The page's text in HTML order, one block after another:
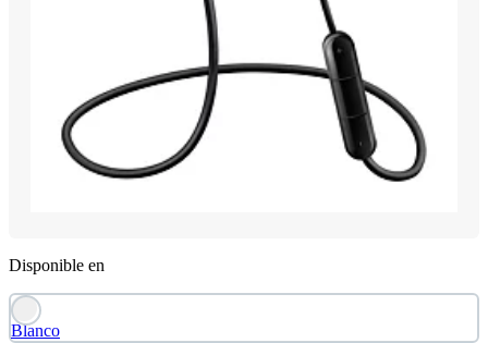
Disponible en
Blanco